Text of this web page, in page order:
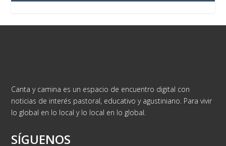
Canta y camina es un espacio de encuentro digital con
noticias de interés pastoral, educativo y agustiniano. Para vivir
lo global en lo local y lo local en lo global.
SÍGUENOS